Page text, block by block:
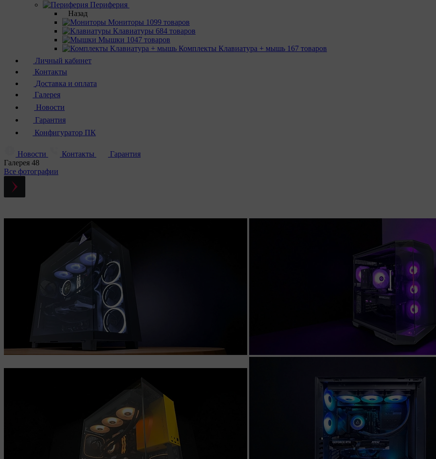
Периферия
Назад
Мониторы 1099 товаров
Клавиатуры 684 товаров
Мышки 1047 товаров
Комплекты Клавиатура + мышь 167 товаров
Личный кабинет
Контакты
Доставка и оплата
Галерея
Новости
Гарантия
Конфигуратор ПК
Новости Контакты
Гарантия
Галерея 48
Все фотографии